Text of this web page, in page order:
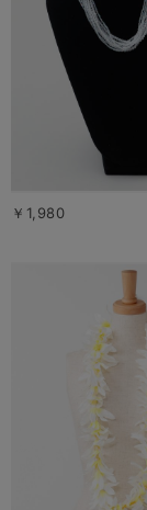
￥1,980